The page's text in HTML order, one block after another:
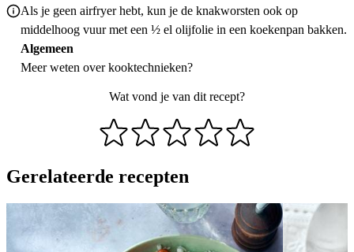
Als je geen airfryer hebt, kun je de knakworsten ook op
middelhoog vuur met een ½ el olijfolie in een koekenpan bakken.
Algemeen
Meer weten overkooktechnieken?
Wat vond je van dit recept?
Gerelateerde recepten